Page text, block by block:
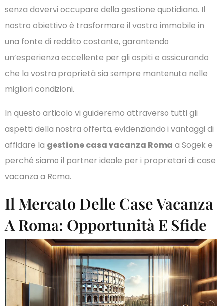
senza dovervi occupare della gestione quotidiana. Il
nostro obiettivo è trasformare il vostro immobile in
una fonte di reddito costante, garantendo
un’esperienza eccellente per gli ospiti e assicurando
che la vostra proprietà sia sempre mantenuta nelle
migliori condizioni.
In questo articolo vi guideremo attraverso tutti gli
aspetti della nostra offerta, evidenziando i vantaggi di
affidare la gestione casa vacanza Roma a Sogek e
perché siamo il partner ideale per i proprietari di case
vacanza a Roma.
Il Mercato Delle Case Vacanza
A Roma: Opportunità E Sfide